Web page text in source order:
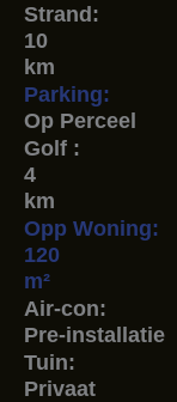
Strand:
10
km
Parking:
Op Perceel
Golf :
4
km
Opp Woning:
120
m²
Air-con:
Pre-installatie
Tuin:
Privaat